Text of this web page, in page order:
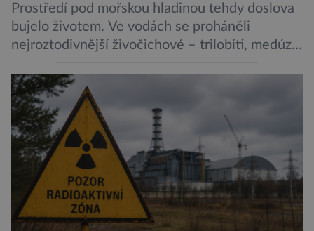
Prostředí pod mořskou hladinou tehdy doslova
bujelo životem. Ve vodách se proháněli
nejroztodivnější živočichové – trilobiti, medúzy
prazvláštní stonožce podobný tvor, který měl
zárodky zbraní typických pro dnešní pavouky.
Pavouci, štíři či klíšťata jsou členovci patřící do
skupiny klepítkatců. Vyznačují se takzvanými
chelicerami, které u nich představují právě […]